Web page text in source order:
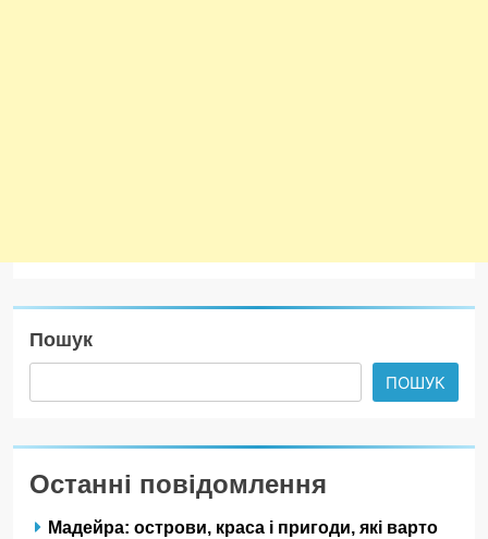
Пошук
ПОШУК
Останні повідомлення
Мадейра: острови, краса і пригоди, які варто